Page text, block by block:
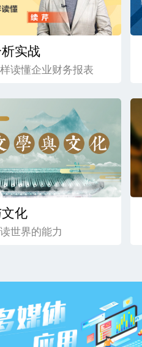
实战
读懂企业财务报表
化
世界的能力